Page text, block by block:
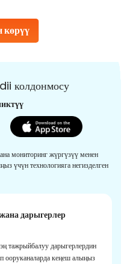
колдонмосу
мониторинг жүргүзүү менен
үчүн технологияга негизделген
дарыгерлер
тажрыйбалуу дарыгерлердин
ооруканаларда кеңеш алыңыз